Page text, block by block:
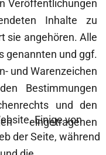
Veröffentlichungen
Inhalte zu
sie angehören. Alle
genannten und ggf.
und Warenzeichen
Bestimmungen
und den
eingetragenen
Einige von
der Seite, während